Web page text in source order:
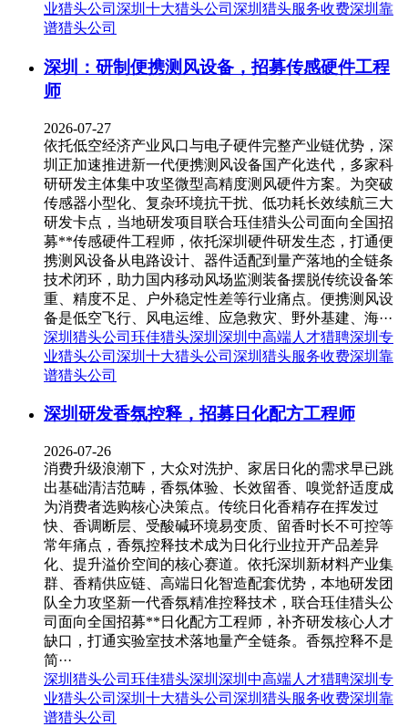
业猎头公司 深圳十大猎头公司 深圳猎头服务收费深圳靠
谱猎头公司
深圳：研制便携测风设备，招募传感硬件工程
师
2026-07-27
依托低空经济产业风口与电子硬件完整产业链优势，深
圳正加速推进新一代便携测风设备国产化迭代，多家科
研研发主体集中攻坚微型高精度测风硬件方案。为突破
传感器小型化、复杂环境抗干扰、低功耗长效续航三大
研发卡点，当地研发项目联合珏佳猎头公司面向全国招
募**传感硬件工程师，依托深圳硬件研发生态，打通便
携测风设备从电路设计、器件适配到量产落地的全链条
技术闭环，助力国内移动风场监测装备摆脱传统设备笨
重、精度不足、户外稳定性差等行业痛点。便携测风设
备是低空飞行、风电运维、应急救灾、野外基建、海···
深圳猎头公司 珏佳猎头深圳 深圳中高端人才猎聘深圳专
业猎头公司 深圳十大猎头公司 深圳猎头服务收费深圳靠
谱猎头公司
深圳研发香氛控释，招募日化配方工程师
2026-07-26
消费升级浪潮下，大众对洗护、家居日化的需求早已跳
出基础清洁范畴，香氛体验、长效留香、嗅觉舒适度成
为消费者选购核心决策点。传统日化香精存在挥发过
快、香调断层、受酸碱环境易变质、留香时长不可控等
常年痛点，香氛控释技术成为日化行业拉开产品差异
化、提升溢价空间的核心赛道。依托深圳新材料产业集
群、香精供应链、高端日化智造配套优势，本地研发团
队全力攻坚新一代香氛精准控释技术，联合珏佳猎头公
司面向全国招募**日化配方工程师，补齐研发核心人才
缺口，打通实验室技术落地量产全链条。香氛控释不是
简···
深圳猎头公司 珏佳猎头深圳 深圳中高端人才猎聘深圳专
业猎头公司 深圳十大猎头公司 深圳猎头服务收费深圳靠
谱猎头公司